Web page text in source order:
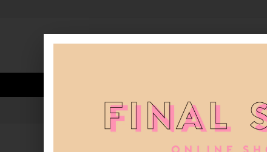
人気ワード セール 40th限定